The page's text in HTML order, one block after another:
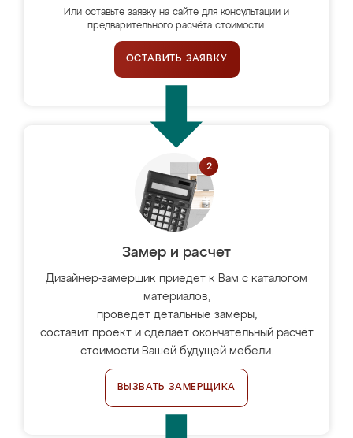
Или оставьте заявку на сайте для консультации и
предварительного расчёта стоимости.
ОСТАВИТЬ ЗАЯВКУ
Замер и расчет
Дизайнер-замерщик приедет к Вам с каталогом
материалов,
проведёт детальные замеры,
составит проект и сделает окончательный расчёт
стоимости Вашей будущей мебели.
ВЫЗВАТЬ ЗАМЕРЩИКА